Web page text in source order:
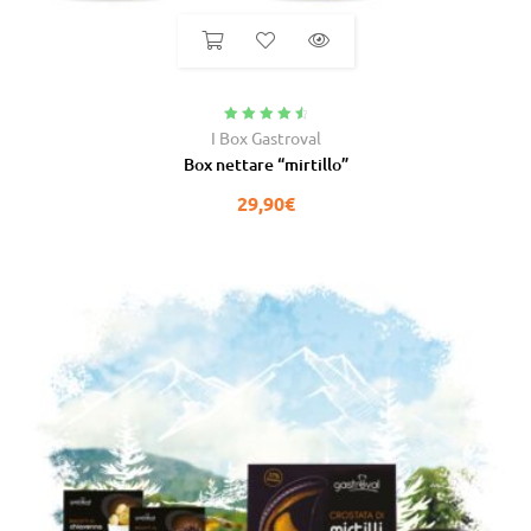
Valutato
4.75
I Box Gastroval
Box nettare “mirtillo”
29,90€